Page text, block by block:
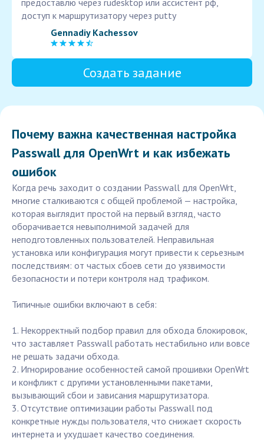
предоставлю через rudesktop или ассистент рф,
доступ к маршрутизатору через putty
Gennadiy Kachessov
Создать задание
Почему важна качественная настройка
Passwall для OpenWrt и как избежать
ошибок
Когда речь заходит о создании Passwall для OpenWrt,
многие сталкиваются с общей проблемой — настройка,
которая выглядит простой на первый взгляд, часто
оборачивается невыполнимой задачей для
неподготовленных пользователей. Неправильная
установка или конфигурация могут привести к серьезным
последствиям: от частых сбоев сети до уязвимости
безопасности и потери контроля над трафиком.
Типичные ошибки включают в себя:
1. Некорректный подбор правил для обхода блокировок,
что заставляет Passwall работать нестабильно или вовсе
не решать задачи обхода.
2. Игнорирование особенностей самой прошивки OpenWrt
и конфликт с другими установленными пакетами,
вызывающий сбои и зависания маршрутизатора.
3. Отсутствие оптимизации работы Passwall под
конкретные нужды пользователя, что снижает скорость
интернета и ухудшает качество соединения.